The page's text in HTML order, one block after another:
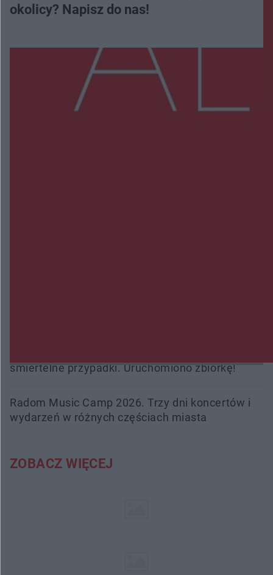
okolicy? Napisz do nas!
Więcej
śmiertelne przypadki. Uruchomiono zbiórkę!
Radom Music Camp 2026. Trzy dni koncertów i
wydarzeń w różnych częściach miasta
ZOBACZ WIĘCEJ